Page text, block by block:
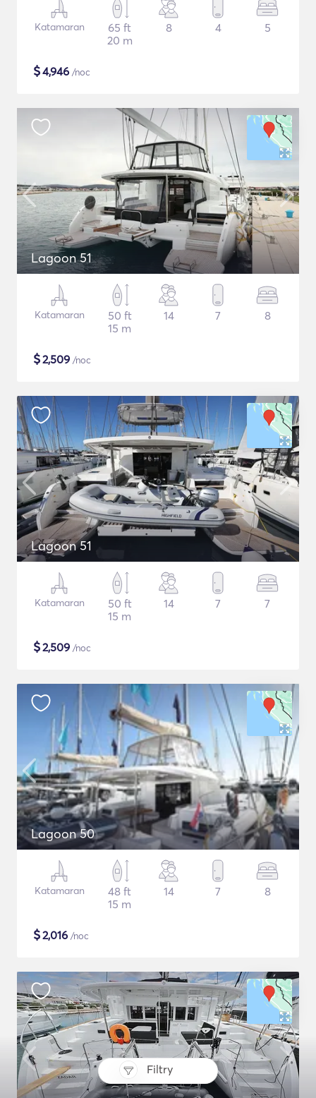
Filtry
Katamaran
65 ft
20 m
8 4 5
$4,946 /noc
Lagoon 51
Katamaran
50 ft
15 m
14 7 8
$2,509 /noc
Lagoon 51
Katamaran
50 ft
15 m
14 7 7
$2,509 /noc
Lagoon 50
Katamaran
48 ft
15 m
14 7 8
$2,016 /noc